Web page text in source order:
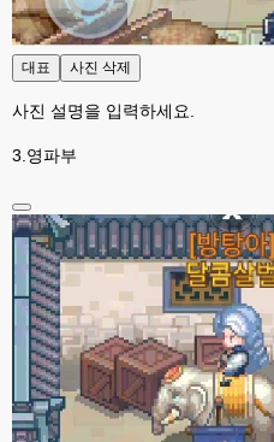
대표 사진 삭제
사진 설명을 입력하세요.
3.영파부